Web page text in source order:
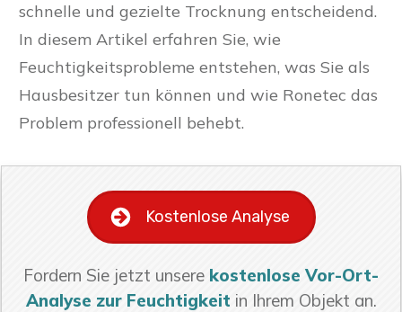
schnelle und gezielte Trocknung entscheidend.
In diesem Artikel erfahren Sie, wie
Feuchtigkeitsprobleme entstehen, was Sie als
Hausbesitzer tun können und wie Ronetec das
Problem professionell behebt.
Kostenlose Analyse
Fordern Sie jetzt unsere kostenlose Vor-Ort-
Analyse zur Feuchtigkeit in Ihrem Objekt an.